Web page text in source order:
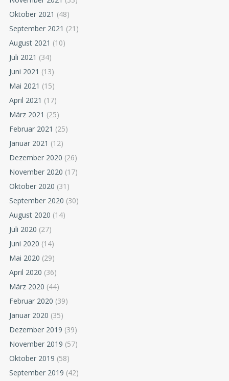
Oktober 2021 (48)
September 2021 (21)
August 2021 (10)
Juli 2021 (34)
Juni 2021 (13)
Mai 2021 (15)
April 2021 (17)
März 2021 (25)
Februar 2021 (25)
Januar 2021 (12)
Dezember 2020 (26)
November 2020 (17)
Oktober 2020 (31)
September 2020 (30)
August 2020 (14)
Juli 2020 (27)
Juni 2020 (14)
Mai 2020 (29)
April 2020 (36)
März 2020 (44)
Februar 2020 (39)
Januar 2020 (35)
Dezember 2019 (39)
November 2019 (57)
Oktober 2019 (58)
September 2019 (42)